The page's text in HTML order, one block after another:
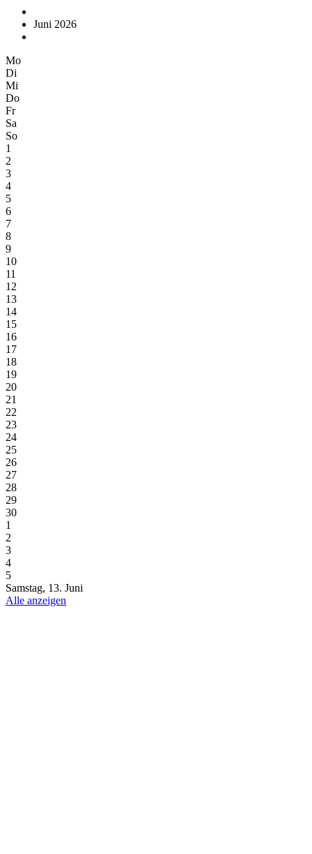
Juni 2026
Mo
Di
Mi
Do
Fr
Sa
So
1
2
3
4
5
6
7
8
9
10
11
12
13
14
15
16
17
18
19
20
21
22
23
24
25
26
27
28
29
30
1
2
3
4
5
Samstag, 13. Juni
Alle anzeigen